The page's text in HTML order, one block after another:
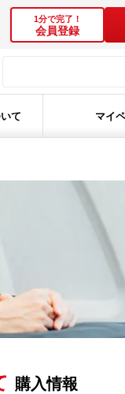
1分で完了！
会員登録
て マイ
購入情報